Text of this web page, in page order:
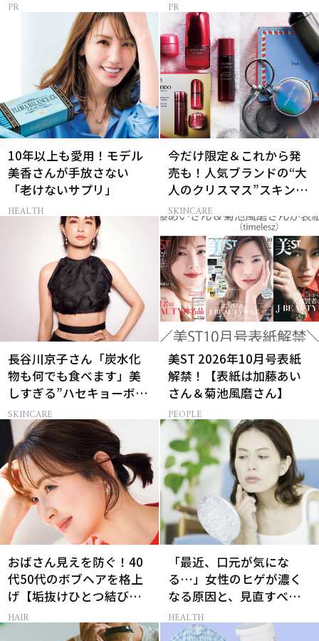
10年以上も愛用！モデル
美香さんが手放さない
「老けないサプリ」
HEALTH
今だけ限定＆これから発
売も！人気ブランドの“大
人のクリスマス”スキンケ
アキット15選
SKINCARE
長谷川京子さん「炭水化
物も何でも食べます」美
しすぎる”ハセキョーボデ
ィ”を作る秘訣
SKINCARE
美ST 2026年10月号表紙
解禁！【表紙は加藤あい
さん＆菊池風磨さん】
PEOPLE
おばさん見えを防ぐ！40
代50代のボブヘアを格上
げ【垢抜けひとつ結び】
のルール
HAIR
「最近、口元が気にな
る…」女性のヒゲが濃く
なる原因と、見直すべき
生活習慣［医師監修］
HEALTH